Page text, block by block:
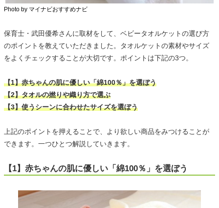
Photo by マイナビおすすめナビ
保育士・武田優希さんに取材をして、ベビータオルケットの選び方
のポイントを教えていただきました。タオルケットの素材やサイズ
をよくチェックすることが大切です。ポイントは下記の3つ。
【1】赤ちゃんの肌に優しい「綿100％」を選ぼう
【2】タオルの撚りや織り方で選ぶ
【3】使うシーンに合わせたサイズを選ぼう
上記のポイントを押えることで、より欲しい商品をみつけることが
できます。一つひとつ解説していきます。
【1】赤ちゃんの肌に優しい「綿100％」を選ぼう